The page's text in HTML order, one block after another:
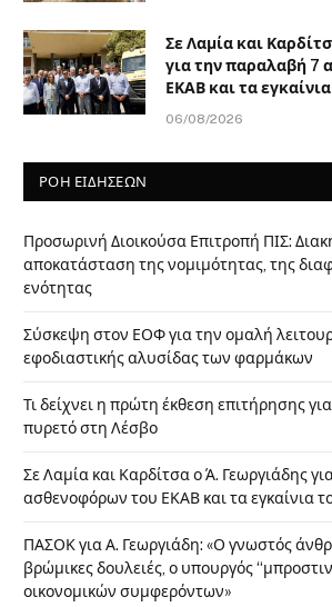
Σε Λαμία και
για την παραλαβή 7
ΕΚΑΒ και τα
06/08/2026
ΡΟΗ ΕΙΔΗΣΕΩΝ
Προσωρινή Διοικούσα Επιτροπή ΠΙΣ:
αποκατάσταση της νομιμότητας, της
ενότητας
Σύσκεψη στον ΕΟΦ για την ομαλή
εφοδιαστικής αλυσίδας των φαρμάκων
Τι δείχνει η πρώτη έκθεση επιτήρησης
πυρετό στη Λέσβο
Σε Λαμία και Καρδίτσα ο Ά. Γεωργιάδης
ασθενοφόρων του ΕΚΑΒ και τα εγκαίνια
ΠΑΣΟΚ για Α. Γεωργιάδη: «Ο γνωστός
βρώμικες δουλειές, ο υπουργός
οικονομικών συμφερόντων»